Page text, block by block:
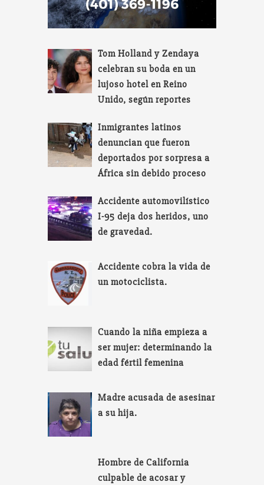
Tom Holland y Zendaya
celebran su boda en un
lujoso hotel en Reino
Unido, según reportes
Inmigrantes latinos
denuncian que fueron
deportados por sorpresa a
África sin debido proceso
Accidente automovilístico
I-95 deja dos heridos, uno
de gravedad.
Accidente cobra la vida de
un motociclista.
Cuando la niña empieza a
ser mujer: determinando la
edad fértil femenina
Madre acusada de asesinar
a su hija.
Hombre de California
culpable de acosar y